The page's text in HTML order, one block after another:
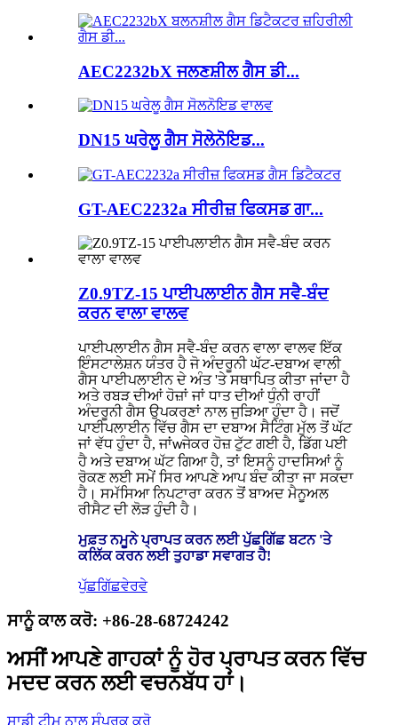
AEC2232bX ਜਲਣਸ਼ੀਲ ਗੈਸ ਡੀ...
DN15 ਘਰੇਲੂ ਗੈਸ ਸੋਲੇਨੋਇਡ...
GT-AEC2232a ਸੀਰੀਜ਼ ਫਿਕਸਡ ਗਾ...
Z0.9TZ-15 ਪਾਈਪਲਾਈਨ ਗੈਸ ਸਵੈ-ਬੰਦ
ਕਰਨ ਵਾਲਾ ਵਾਲਵ
ਪਾਈਪਲਾਈਨ ਗੈਸ ਸਵੈ-ਬੰਦ ਕਰਨ ਵਾਲਾ ਵਾਲਵ ਇੱਕ
ਇੰਸਟਾਲੇਸ਼ਨ ਯੰਤਰ ਹੈ ਜੋ ਅੰਦਰੂਨੀ ਘੱਟ-ਦਬਾਅ ਵਾਲੀ
ਗੈਸ ਪਾਈਪਲਾਈਨ ਦੇ ਅੰਤ 'ਤੇ ਸਥਾਪਿਤ ਕੀਤਾ ਜਾਂਦਾ ਹੈ
ਅਤੇ ਰਬੜ ਦੀਆਂ ਹੋਜ਼ਾਂ ਜਾਂ ਧਾਤ ਦੀਆਂ ਧੁੰਨੀ ਰਾਹੀਂ
ਅੰਦਰੂਨੀ ਗੈਸ ਉਪਕਰਣਾਂ ਨਾਲ ਜੁੜਿਆ ਹੁੰਦਾ ਹੈ। ਜਦੋਂ
ਪਾਈਪਲਾਈਨ ਵਿੱਚ ਗੈਸ ਦਾ ਦਬਾਅ ਸੈਟਿੰਗ ਮੁੱਲ ਤੋਂ ਘੱਟ
ਜਾਂ ਵੱਧ ਹੁੰਦਾ ਹੈ, ਜਾਂwਜੇਕਰ ਹੋਜ਼ ਟੁੱਟ ਗਈ ਹੈ, ਡਿੱਗ ਪਈ
ਹੈ ਅਤੇ ਦਬਾਅ ਘੱਟ ਗਿਆ ਹੈ, ਤਾਂ ਇਸਨੂੰ ਹਾਦਸਿਆਂ ਨੂੰ
ਰੋਕਣ ਲਈ ਸਮੇਂ ਸਿਰ ਆਪਣੇ ਆਪ ਬੰਦ ਕੀਤਾ ਜਾ ਸਕਦਾ
ਹੈ। ਸਮੱਸਿਆ ਨਿਪਟਾਰਾ ਕਰਨ ਤੋਂ ਬਾਅਦ ਮੈਨੂਅਲ
ਰੀਸੈਟ ਦੀ ਲੋੜ ਹੁੰਦੀ ਹੈ।
ਮੁਫ਼ਤ ਨਮੂਨੇ ਪ੍ਰਾਪਤ ਕਰਨ ਲਈ ਪੁੱਛਗਿੱਛ ਬਟਨ 'ਤੇ
ਕਲਿੱਕ ਕਰਨ ਲਈ ਤੁਹਾਡਾ ਸਵਾਗਤ ਹੈ!
ਪੁੱਛਗਿੱਛਵੇਰਵੇ
ਸਾਨੂੰ ਕਾਲ ਕਰੋ: +86-28-68724242
ਅਸੀਂ ਆਪਣੇ ਗਾਹਕਾਂ ਨੂੰ ਹੋਰ ਪ੍ਰਾਪਤ ਕਰਨ ਵਿੱਚ
ਮਦਦ ਕਰਨ ਲਈ ਵਚਨਬੱਧ ਹਾਂ।
ਸਾਡੀ ਟੀਮ ਨਾਲ ਸੰਪਰਕ ਕਰੋ